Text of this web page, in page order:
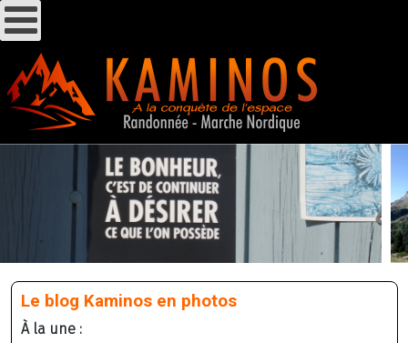
Le blog Kaminos en photos
À la une :